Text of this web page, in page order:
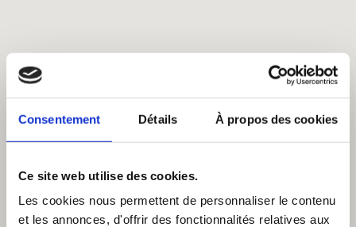
Consentement Détails À propos des cookies
Ce site web utilise des cookies.
Les cookies nous permettent de personnaliser le contenu
et les annonces, d'offrir des fonctionnalités relatives aux